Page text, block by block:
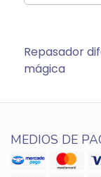
Repasador
mágica
MEDIOS DE